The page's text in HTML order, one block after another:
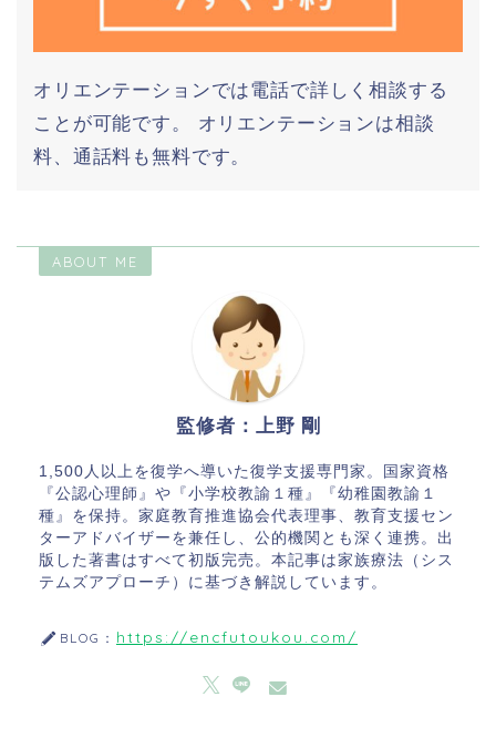
オリエンテーションでは電話で詳しく相談する
ことが可能です。 オリエンテーションは相談
料、通話料も無料です。
ABOUT ME
監修者：上野 剛
1,500人以上を復学へ導いた復学支援専門家。国家資格
『公認心理師』や『小学校教諭１種』『幼稚園教諭１
種』を保持。家庭教育推進協会代表理事、教育支援セン
ターアドバイザーを兼任し、公的機関とも深く連携。出
版した著書はすべて初版完売。本記事は家族療法（シス
テムズアプローチ）に基づき解説しています。
BLOG： https://encfutoukou.com/